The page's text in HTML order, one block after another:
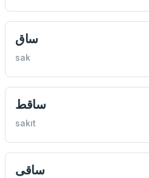
ساق
sak
ساقط
sakıt
ساقی